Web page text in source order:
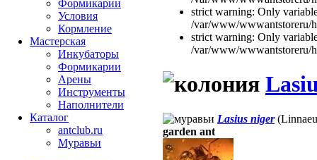
strict warning: Only
/var/www/wwwantstoreru/
strict warning: Only
/var/www/wwwantstoreru/
Lasius niger
garden ant
Формикарии
Условия
Кормление
Мастерская
Инкубаторы
Формикарии
Арены
Инструменты
Наполнители
Каталог
antclub.ru
Муравьи